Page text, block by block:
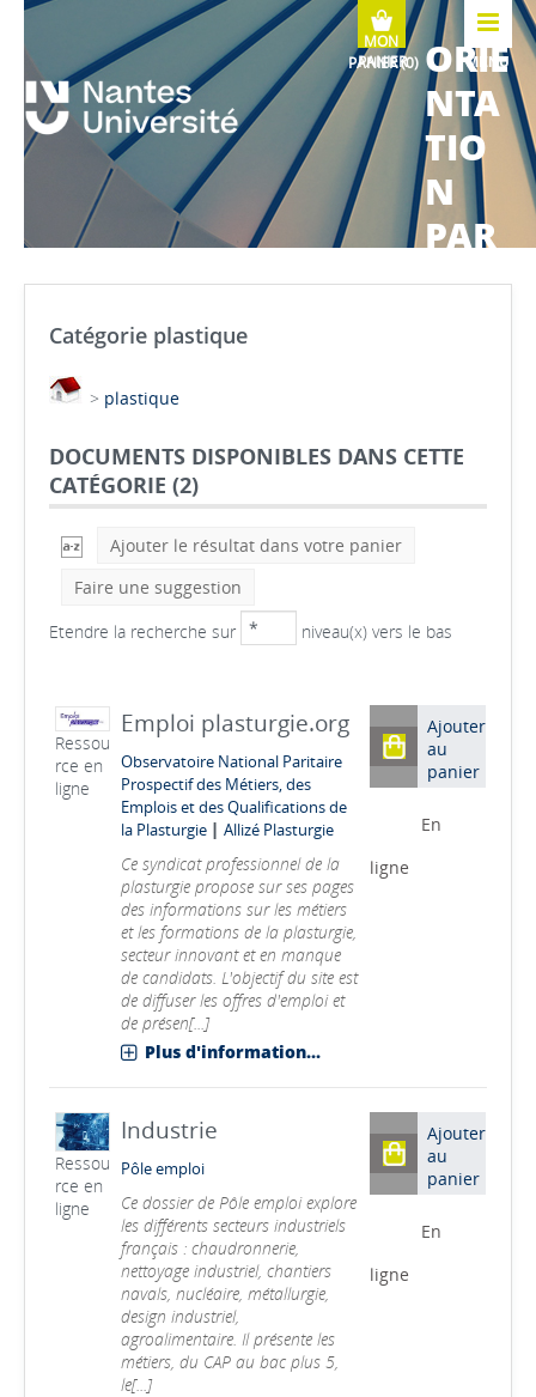
MENU
ORIE
NTA
TIO
N
PAR
COU
Catégorie plastique
> plastique
DOCUMENTS DISPONIBLES DANS CETTE
CATÉGORIE (2)
Ajouter le résultat dans votre panier
Faire une suggestion
Etendre la recherche sur
niveau(x) vers le bas
Ressou
rce en
ligne
Emploi plasturgie.org
Observatoire National Paritaire
Prospectif des Métiers, des
Emplois et des Qualifications de
la Plasturgie |Allizé Plasturgie
Ce syndicat professionnel de la
plasturgie propose sur ses pages
des informations sur les métiers
et les formations de la plasturgie,
secteur innovant et en manque
de candidats. L'objectif du site est
de diffuser les offres d'emploi et
de présen[...]
Plus d'information...
Ajouter
au
panier
En
ligne
Ressou
rce en
ligne
Industrie
Pôle emploi
Ce dossier de Pôle emploi explore
les différents secteurs industriels
français : chaudronnerie,
nettoyage industriel, chantiers
navals, nucléaire, métallurgie,
design industriel,
agroalimentaire. Il présente les
métiers, du CAP au bac plus 5,
le[...]
Ajouter
au
panier
En
ligne